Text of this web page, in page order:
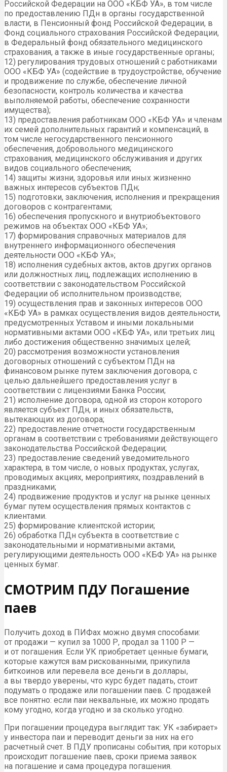
Российской Федерации на ООО «КБФ УА», в том числе
по предоставлению ПДн в органы государственной
власти, в Пенсионный фонд Российской Федерации, в
Фонд социального страхования Российской Федерации,
в Федеральный фонд обязательного медицинского
страхования, а также в иные государственные органы;
12) регулирования трудовых отношений с работниками
ООО «КБФ УА» (содействие в трудоустройстве, обучение
и продвижение по службе, обеспечение личной
безопасности, контроль количества и качества
выполняемой работы, обеспечение сохранности
имущества);
13) предоставления работникам ООО «КБФ УА» и членам
их семей дополнительных гарантий и компенсаций, в
том числе негосударственного пенсионного
обеспечения, добровольного медицинского
страхования, медицинского обслуживания и других
видов социального обеспечения;
14) защиты жизни, здоровья или иных жизненно
важных интересов субъектов ПДн;
15) подготовки, заключения, исполнения и прекращения
договоров с контрагентами;
16) обеспечения пропускного и внутриобъектового
режимов на объектах ООО «КБФ УА»;
17) формирования справочных материалов для
внутреннего информационного обеспечения
деятельности ООО «КБФ УА»;
18) исполнения судебных актов, актов других органов
или должностных лиц, подлежащих исполнению в
соответствии с законодательством Российской
Федерации об исполнительном производстве;
19) осуществления прав и законных интересов ООО
«КБФ УА» в рамках осуществления видов деятельности,
предусмотренных Уставом и иными локальными
нормативными актами ООО «КБФ УА», или третьих лиц
либо достижения общественно значимых целей;
20) рассмотрения возможности установления
договорных отношений с субъектом ПДн на
финансовом рынке путем заключения договора, с
целью дальнейшего предоставления услуг в
соответствии с лицензиями Банка России;
21) исполнение договора, одной из сторон которого
является субъект ПДн, и иных обязательств,
вытекающих из договора;
22) предоставление отчетности государственным
органам в соответствии с требованиями действующего
законодательства Российской Федерации;
23) предоставление сведений уведомительного
характера, в том числе, о новых продуктах, услугах,
проводимых акциях, мероприятиях, поздравлений в
праздниками;
24) продвижение продуктов и услуг на рынке ценных
бумаг путем осуществления прямых контактов с
клиентами.
25) формирование клиентской истории;
26) обработка ПДн субъекта в соответствие с
законодательными и нормативными актами,
регулирующими деятельность ООО «КБФ УА» на рынке
ценных бумаг.
СМОТРИМ ПДУ Погашение
паев
Получить доход в ПИФах можно двумя способами:
от продажи — купил за 1000 Р, продал за 1100 Р —
и от погашения. Если УК приобретает ценные бумаги,
которые кажутся вам рискованными, прикупила
биткоинов или перевела все деньги в доллары,
а вы твердо уверены, что курс будет падать, стоит
подумать о продаже или погашении паев. С продажей
все понятно: если паи неквальные, их можно продать
кому угодно, когда угодно и за сколько угодно.
При погашении процедура выглядит так: УК «забирает»
у инвестора паи и переводит деньги за них на его
расчетный счет. В ПДУ прописаны события, при которых
происходит погашение паев, сроки приема заявок
на погашение и сама процедура погашения.